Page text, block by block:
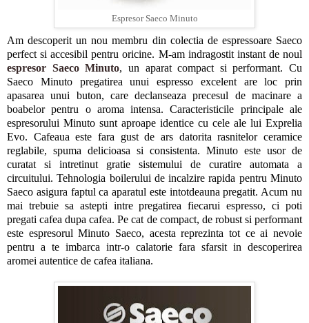
Espresor Saeco Minuto
Am descoperit un nou membru din colectia de espressoare Saeco
perfect si accesibil pentru oricine. M-am indragostit instant de noul
espresor Saeco Minuto, un aparat compact si performant. Cu
Saeco Minuto pregatirea unui espresso excelent are loc prin
apasarea unui buton, care declanseaza precesul de macinare a
boabelor pentru o aroma intensa. Caracteristicile principale ale
espresorului Minuto sunt aproape identice cu cele ale lui Exprelia
Evo. Cafeaua este fara gust de ars datorita rasnitelor ceramice
reglabile, spuma delicioasa si consistenta. Minuto este usor de
curatat si intretinut gratie sistemului de curatire automata a
circuitului. Tehnologia boilerului de incalzire rapida pentru Minuto
Saeco asigura faptul ca aparatul este intotdeauna pregatit. Acum nu
mai trebuie sa astepti intre pregatirea fiecarui espresso, ci poti
pregati cafea dupa cafea. Pe cat de compact, de robust si performant
este espresorul Minuto Saeco, acesta reprezinta tot ce ai nevoie
pentru a te imbarca intr-o calatorie fara sfarsit in descoperirea
aromei autentice de cafea italiana.